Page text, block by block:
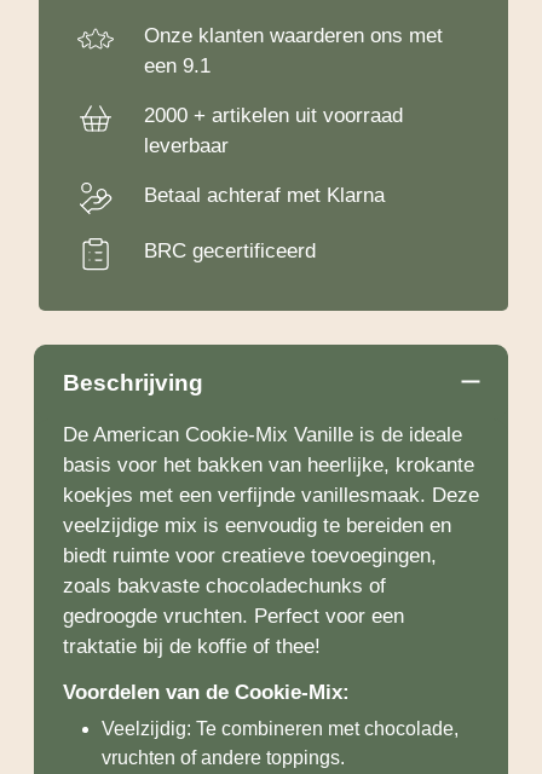
Onze klanten waarderen ons met
een 9.1
2000 + artikelen uit voorraad
leverbaar
Betaal achteraf met Klarna
BRC gecertificeerd
Beschrijving
De American Cookie-Mix Vanille is de ideale
basis voor het bakken van heerlijke, krokante
koekjes met een verfijnde vanillesmaak. Deze
veelzijdige mix is eenvoudig te bereiden en
biedt ruimte voor creatieve toevoegingen,
zoals bakvaste chocoladechunks of
gedroogde vruchten. Perfect voor een
traktatie bij de koffie of thee!
Voordelen van de Cookie-Mix:
Veelzijdig: Te combineren met chocolade,
vruchten of andere toppings.